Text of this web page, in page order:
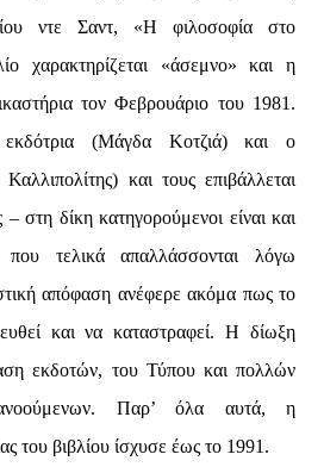
ντε Σαντ, «H φιλοσοφία στο
χαρακτηρίζεται «άσεμνο» και η
τον Φεβρουάριο του 1981.
εκδότρια (Μάγδα Κοτζιά) και ο
και τους επιβάλλεται
στη δίκη κατηγορούμενοι είναι και
που τελικά απαλλάσσονται λόγω
απόφαση ανέφερε ακόμα πως το
και να καταστραφεί. Η δίωξη
εκδοτών, του Τύπου και πολλών
Παρ’ όλα αυτά, η
του βιβλίου ίσχυσε έως το 1991.